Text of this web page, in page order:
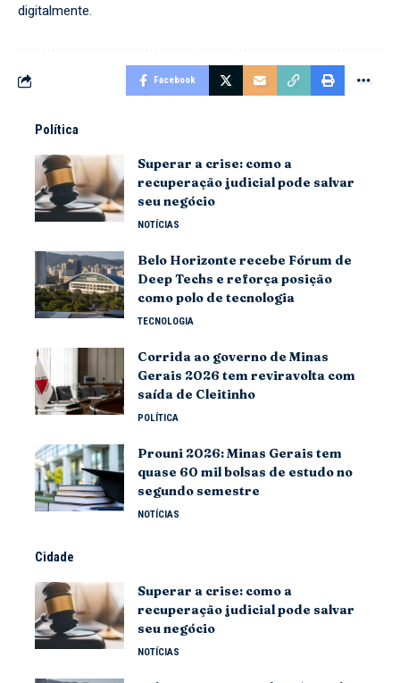
digitalmente.
Facebook
Política
Superar a crise: como a
recuperação judicial pode salvar
seu negócio
NOTÍCIAS
Belo Horizonte recebe Fórum de
Deep Techs e reforça posição
como polo de tecnologia
TECNOLOGIA
Corrida ao governo de Minas
Gerais 2026 tem reviravolta com
saída de Cleitinho
POLÍTICA
Prouni 2026: Minas Gerais tem
quase 60 mil bolsas de estudo no
segundo semestre
NOTÍCIAS
Cidade
Superar a crise: como a
recuperação judicial pode salvar
seu negócio
NOTÍCIAS